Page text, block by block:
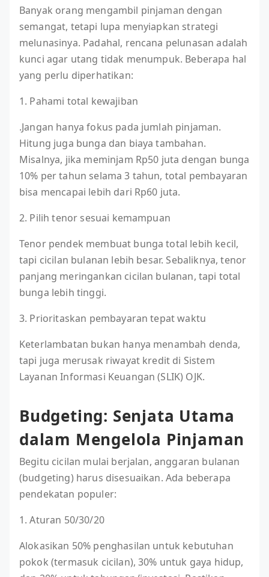
Banyak orang mengambil pinjaman dengan
semangat, tetapi lupa menyiapkan strategi
melunasinya. Padahal, rencana pelunasan adalah
kunci agar utang tidak menumpuk. Beberapa hal
yang perlu diperhatikan:
1. Pahami total kewajiban
.Jangan hanya fokus pada jumlah pinjaman.
Hitung juga bunga dan biaya tambahan.
Misalnya, jika meminjam Rp50 juta dengan bunga
10% per tahun selama 3 tahun, total pembayaran
bisa mencapai lebih dari Rp60 juta.
2. Pilih tenor sesuai kemampuan
Tenor pendek membuat bunga total lebih kecil,
tapi cicilan bulanan lebih besar. Sebaliknya, tenor
panjang meringankan cicilan bulanan, tapi total
bunga lebih tinggi.
3. Prioritaskan pembayaran tepat waktu
Keterlambatan bukan hanya menambah denda,
tapi juga merusak riwayat kredit di Sistem
Layanan Informasi Keuangan (SLIK) OJK.
Budgeting: Senjata Utama
dalam Mengelola Pinjaman
Begitu cicilan mulai berjalan, anggaran bulanan
(budgeting) harus disesuaikan. Ada beberapa
pendekatan populer:
1. Aturan 50/30/20
Alokasikan 50% penghasilan untuk kebutuhan
pokok (termasuk cicilan), 30% untuk gaya hidup,